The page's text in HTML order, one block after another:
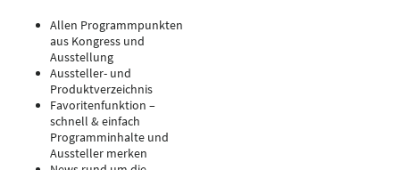
Allen Programmpunkten
aus Kongress und
Ausstellung
Aussteller- und
Produktverzeichnis
Favoritenfunktion –
schnell & einfach
Programminhalte und
Aussteller merken